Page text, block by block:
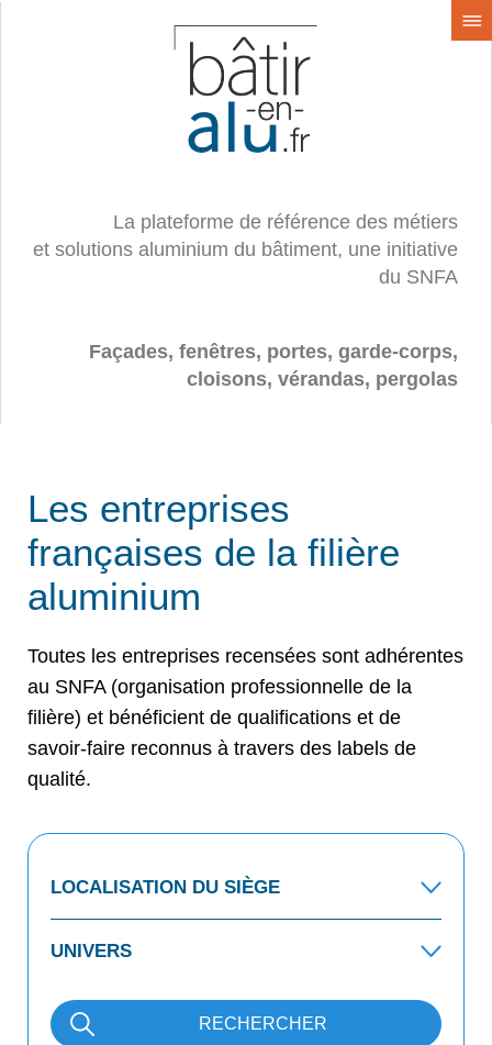
La plateforme de référence des métiers
et solutions aluminium du bâtiment, une initiative
du SNFA
Façades, fenêtres, portes, garde-corps,
cloisons, vérandas, pergolas
Les entreprises
françaises de la filière
aluminium
Toutes les entreprises recensées sont adhérentes
au SNFA (organisation professionnelle de la
filière) et bénéficient de qualifications et de
savoir-faire reconnus à travers des labels de
qualité.
RECHERCHER